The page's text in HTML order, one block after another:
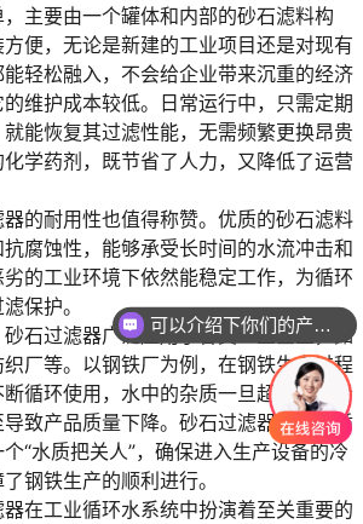
主要由一个罐体和内部的砂石滤料构
便，无论是新建的工业项目还是对现有
轻松融入，不会给企业带来沉重的经济
维护成本较低。日常运行中，只需定期
能恢复其过滤性能，无需频繁更换昂贵
学药剂，既节省了人力，又降低了运营
的耐用性也值得称赞。优质的砂石滤料
腐蚀性，能够承受长时间的水流冲击和
的工业环境下依然能稳定工作，为循环
保护。
石过滤器广泛应用于各类工业企业，如
厂等。以钢铁厂为例，在钢铁生产过程
循环使用，水中的杂质一旦超标，就会
致产品质量下降。砂石过滤器安装在循
“水质把关人”，确保进入生产设备的冷
钢铁生产的顺利进行。
在工业循环水系统中扮演着至关重要的
可以介绍下你们的产品么